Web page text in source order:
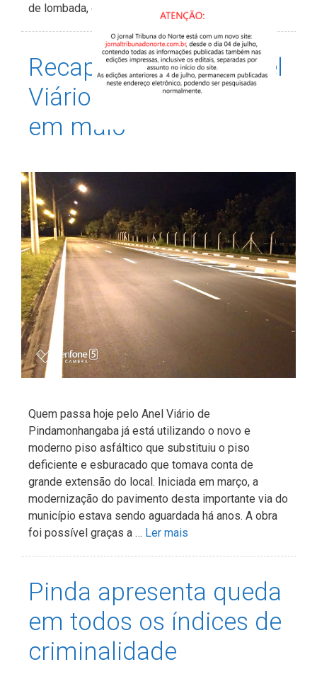
de lombada, e …
Recapeamento do Anel
Viário será finalizado
em maio
Quem passa hoje pelo Anel Viário de
Pindamonhangaba já está utilizando o novo e
moderno piso asfáltico que substituiu o piso
deficiente e esburacado que tomava conta de
grande extensão do local. Iniciada em março, a
modernização do pavimento desta importante via do
município estava sendo aguardada há anos. A obra
foi possível graças a … Ler mais
Pinda apresenta queda
em todos os índices de
criminalidade